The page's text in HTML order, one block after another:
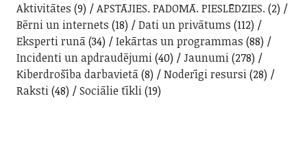
Aktivitātes (9) APSTĀJIES. PADOMĀ. PIESLĒDZIES. (2)
Bērni un internets (18) Dati un privātums (112)
Eksperti runā(34) Iekārtas un programmas (88)
Incidenti un apdraudējumi(40) Jaunumi(278)
Kiberdrošība darbavietā(8) Noderīgi resursi(28)
Raksti(48) Sociālie tīkli(19)